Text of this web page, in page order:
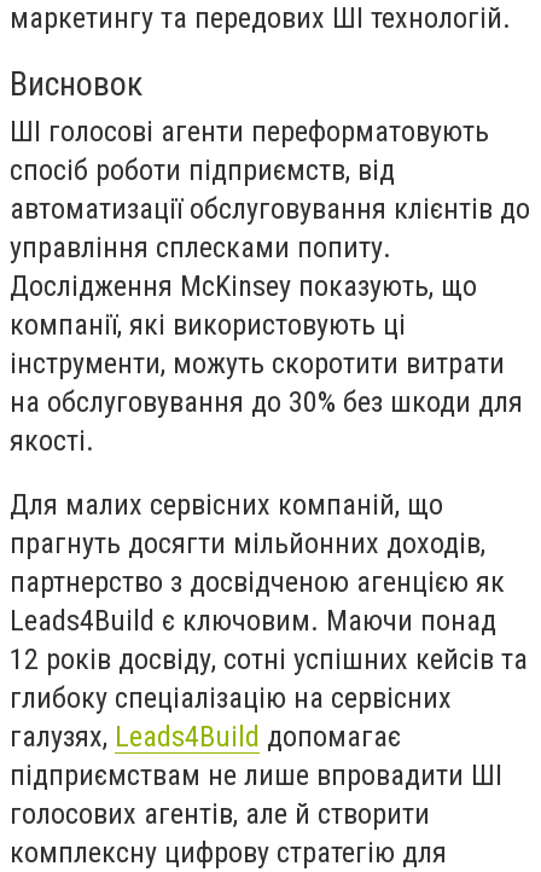
маркетингу та передових ШІ технологій.
Висновок
ШІ голосові агенти переформатовують
спосіб роботи підприємств, від
автоматизації обслуговування клієнтів до
управління сплесками попиту.
Дослідження McKinsey показують, що
компанії, які використовують ці
інструменти, можуть скоротити витрати
на обслуговування до 30% без шкоди для
якості.
Для малих сервісних компаній, що
прагнуть досягти мільйонних доходів,
партнерство з досвідченою агенцією як
Leads4Build є ключовим. Маючи понад
12 років досвіду, сотні успішних кейсів та
глибоку спеціалізацію на сервісних
галузях, Leads4Build допомагає
підприємствам не лише впровадити ШІ
голосових агентів, але й створити
комплексну цифрову стратегію для